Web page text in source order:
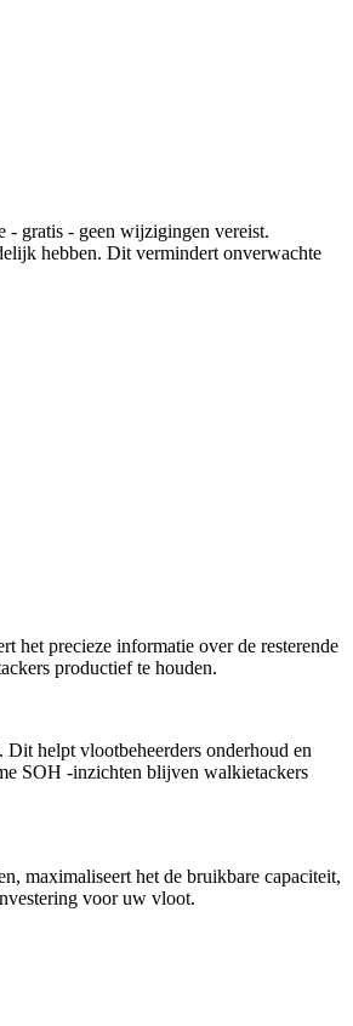
- gratis - geen wijzigingen vereist.
hebben. Dit vermindert onverwachte
het precieze informatie over de resterende
productief te houden.
helpt vlootbeheerders onderhoud en
SOH -inzichten blijven walkietackers
maximaliseert het de bruikbare capaciteit,
voor uw vloot.